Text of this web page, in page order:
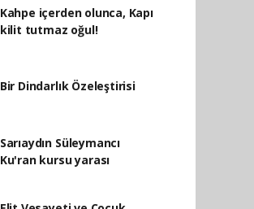
Kahpe içerden olunca, Kapı
kilit tutmaz oğul!
Bir Dindarlık Özeleştirisi
Sarıaydın Süleymancı
Ku'ran kursu yarası